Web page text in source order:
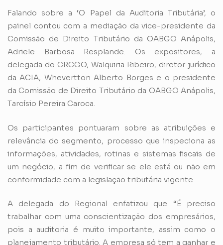
Falando sobre a ‘O Papel da Auditoria Tributária’, o
painel contou com a mediação da vice-presidente da
Comissão de Direito Tributário da OABGO Anápolis,
Adriele Barbosa Resplande. Os expositores, a
delegada do CRCGO, Walquiria Ribeiro, diretor jurídico
da ACIA, Whevertton Alberto Borges e o presidente
da Comissão de Direito Tributário da OABGO Anápolis,
Tarcísio Pereira Caroca.
Os participantes pontuaram sobre as atribuições e
relevância do segmento, processo que inspeciona as
informações, atividades, rotinas e sistemas fiscais de
um negócio, a fim de verificar se ele está ou não em
conformidade com a legislação tributária vigente.
A delegada do Regional enfatizou que “É preciso
trabalhar com uma conscientização dos empresários,
pois a auditoria é muito importante, assim como o
planejamento tributário. A empresa só tem a ganhar e